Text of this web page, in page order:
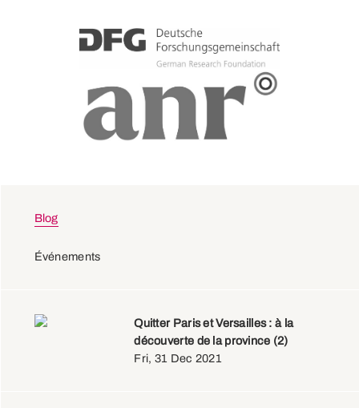
Blog
Événements
Quitter Paris et Versailles : à la
découverte de la province (2)
Fri, 31 Dec 2021